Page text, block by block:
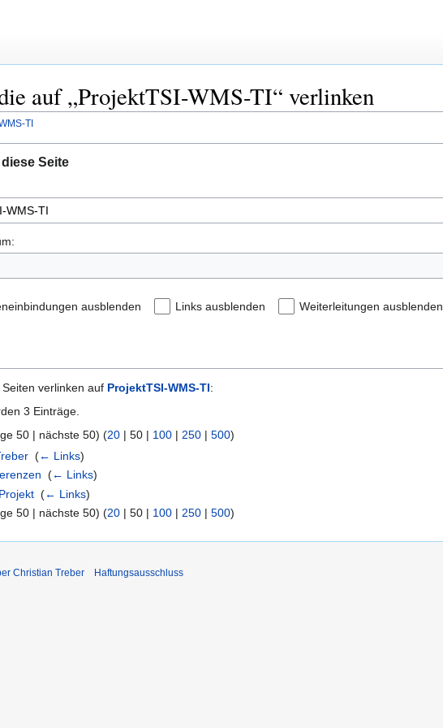
auf „ProjektTSI-WMS-TI“ verlinken
TI
Seite
ausblenden Links ausblenden Weiterleitungen ausblenden
verlinken auf ProjektTSI-WMS-TI:
3 Einträge.
50 | nächste 50) (20 | 50 | 100 | 250 | 500)
‎(← Links)
‎(← Links)
‎(← Links)
50 | nächste 50) (20 | 50 | 100 | 250 | 500)
Christian Treber Haftungsausschluss